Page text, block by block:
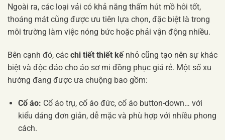
Ngoài ra, các loại vải có khả năng thấm hút mồ hôi tốt,
thoáng mát cũng được ưu tiên lựa chọn, đặc biệt là trong
môi trường làm việc nóng bức hoặc phải vận động nhiều.
Bên cạnh đó, các chi tiết thiết kếnhỏ cũng tạo nên sự khác
biệt và độc đáo cho áo sơ mi đồng phục giá rẻ. Một số xu
hướng đang được ưa chuộng bao gồm:
Cổ áo: Cổ áo trụ, cổ áo đức, cổ áo button-down… với
kiểu dáng đơn giản, dễ mặc và phù hợp với nhiều phong
cách.